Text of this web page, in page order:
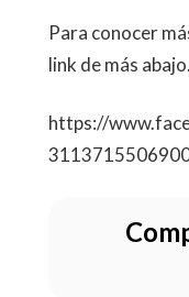
Para conocer
link de más abajo.
https://